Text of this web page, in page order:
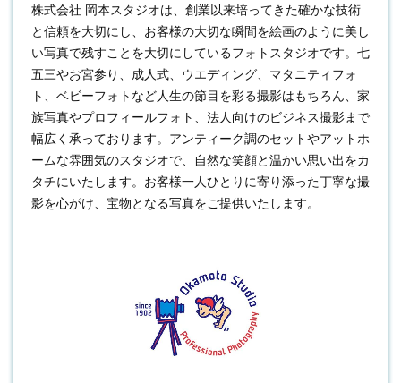
株式会社 岡本スタジオは、創業以来培ってきた確かな技術
と信頼を大切にし、お客様の大切な瞬間を絵画のように美し
い写真で残すことを大切にしているフォトスタジオです。七
五三やお宮参り、成人式、ウエディング、マタニティフォ
ト、ベビーフォトなど人生の節目を彩る撮影はもちろん、家
族写真やプロフィールフォト、法人向けのビジネス撮影まで
幅広く承っております。アンティーク調のセットやアットホ
ームな雰囲気のスタジオで、自然な笑顔と温かい思い出をカ
タチにいたします。お客様一人ひとりに寄り添った丁寧な撮
影を心がけ、宝物となる写真をご提供いたします。